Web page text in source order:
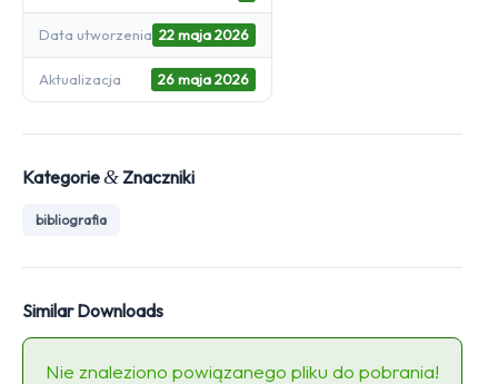
Data utworzenia 22 maja 2026
Aktualizacja 26 maja 2026
Kategorie& Znaczniki
bibliografia
Similar Downloads
Nie znaleziono powiązanego pliku do pobrania!